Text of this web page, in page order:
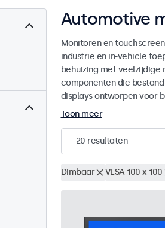
Automotive
Monitoren en
industrie en in-vehicle
behuizing met
componenten die
displays ontworpen voor
Toon meer
20 resultaten
Dimbaar VESA 100 x 100